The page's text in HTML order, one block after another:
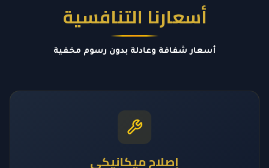
أسعارنا التنافسية
أسعار شفافة وعادلة بدون رسوم مخفية
إصلاح ميكانيكي